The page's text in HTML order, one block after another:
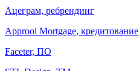
Ацеграм, ребрендинг
Approol Mortgage, кредитование
Faceter, ПО